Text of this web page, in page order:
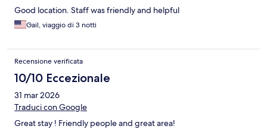
Good location. Staff was friendly and helpful
Gail, viaggio di 3 notti
Recensione verificata
10/10 Eccezionale
31 mar 2026
Traduci con Google
Great stay ! Friendly people and great area!